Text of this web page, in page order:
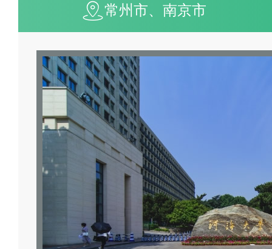
排行情况可能会因不同评价体
查阅官方或权威教育部门发布
的投票>>
常州市、南京市